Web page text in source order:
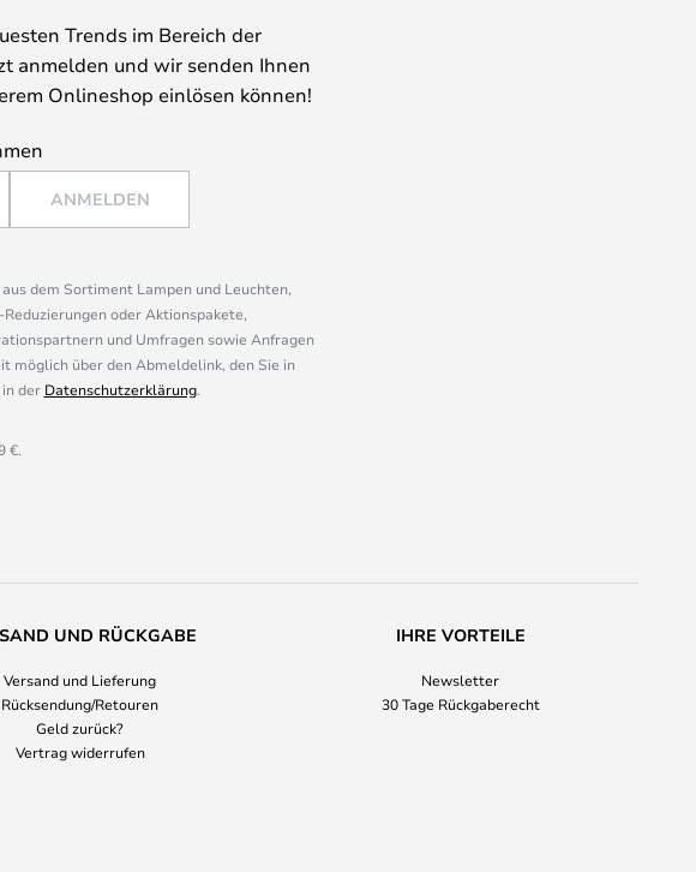
Trends im Bereich der
anmelden und wir senden Ihnen
Onlineshop einlösen können!
ANMELDEN
dem Sortiment Lampen und Leuchten,
oder Aktionspakete,
und Umfragen sowie Anfragen
möglich über den Abmeldelink, den Sie in
der Datenschutzerklärung.
€.
UND RÜCKGABE
Versand und Lieferung
Rücksendung/Retouren
Geld zurück?
Vertrag widerrufen
IHRE VORTEILE
Newsletter
30 Tage Rückgaberecht